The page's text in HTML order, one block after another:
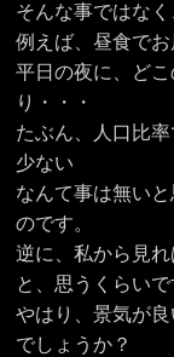
そんな事ではな
例えば、昼食で
平日の夜に、ど
り・・・
たぶん、人口比
少ない
なんて事は無い
のです。
逆に、私から見
と、思うくらいで
やはり、景気が
でしょうか？